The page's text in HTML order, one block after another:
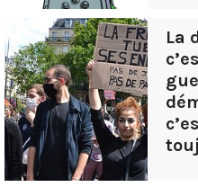
La